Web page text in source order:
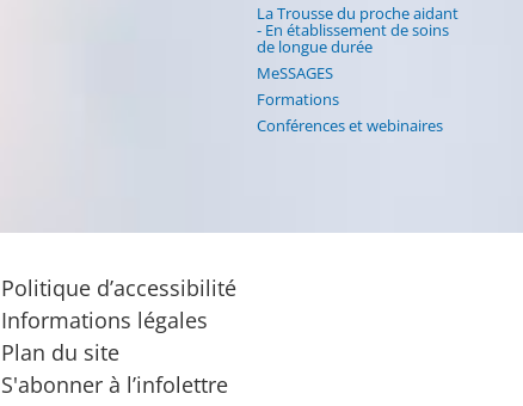
La Trousse du proche aidant
- En établissement de soins
de longue durée
MeSSAGES
Formations
Conférences et webinaires
Politique d’accessibilité
Informations légales
Plan du site
S'abonner à l’infolettre